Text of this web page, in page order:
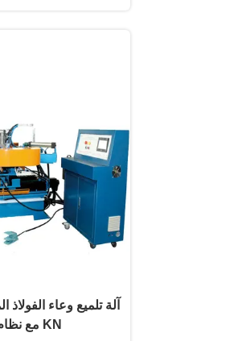
KN مع نظام مؤازر